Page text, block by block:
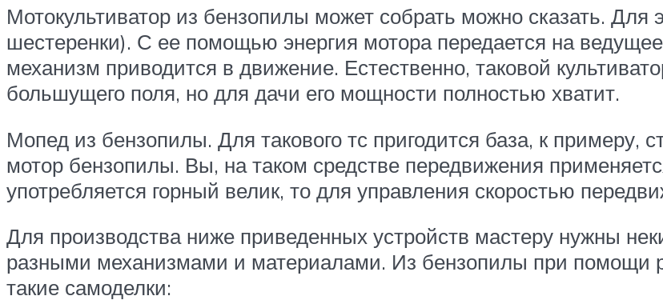
Мотокультиватор из бензопилы может собрать можно сказать. Для
шестеренки). С ее помощью энергия мотора передается на
механизм приводится в движение. Естественно, таковой
большущего поля, но для дачи его мощности полностью хватит.
Мопед из бензопилы. Для такового тс пригодится база, к примеру,
мотор бензопилы. Вы, на таком средстве передвижения
употребляется горный велик, то для управления скоростью
Для производства ниже приведенных устройств мастеру нужны
разными механизмами и материалами. Из бензопилы при помощи
такие самоделки: